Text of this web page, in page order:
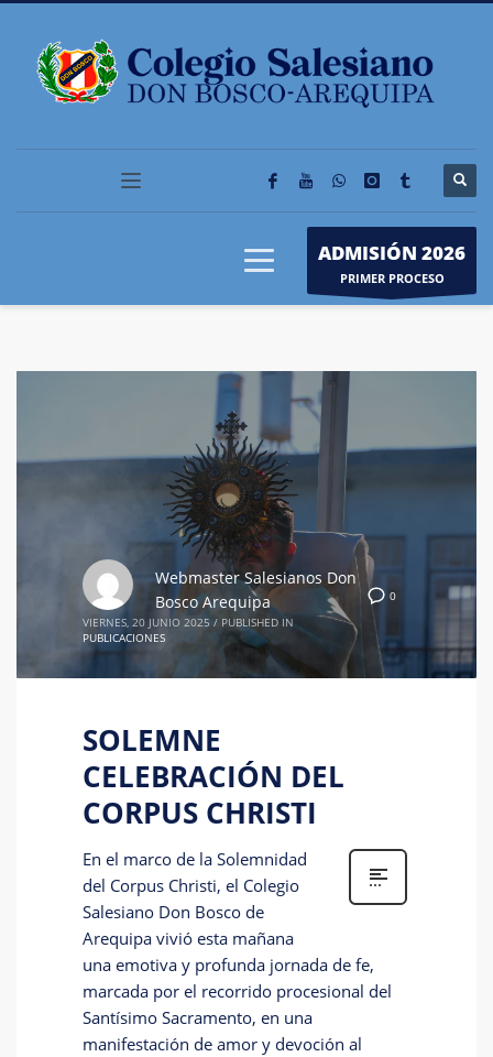
ADMISIÓN 2026
PRIMER PROCESO
0
Webmaster Salesianos Don
Bosco Arequipa
VIERNES, 20 JUNIO 2025 / PUBLISHED IN
PUBLICACIONES
SOLEMNE
CELEBRACIÓN DEL
CORPUS CHRISTI
En el marco de la Solemnidad
del Corpus Christi, el Colegio
Salesiano Don Bosco de
Arequipa vivió esta mañana
una emotiva y profunda jornada de fe,
marcada por el recorrido procesional del
Santísimo Sacramento, en una
manifestación de amor y devoción al